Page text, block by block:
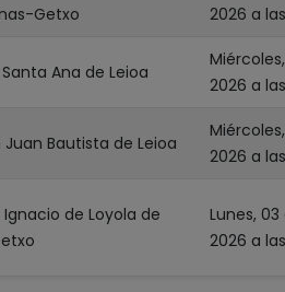
Getxo
2026 a
Ana de Leioa
2026 a
Bautista de Leioa
2026 a
de Loyola de
Lunes,
2026 a